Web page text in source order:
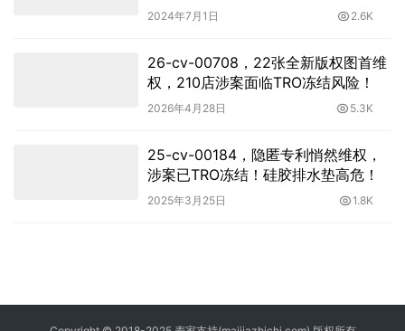
2024年7月1日 2.6K
26-cv-00708，22张全新版权图首维
权，210店涉案面临TRO冻结风险！
2026年4月28日 5.3K
25-cv-00184，隐匿专利悄然维权，
涉案已TRO冻结！硅胶排水垫高危！
2025年3月25日 1.8K